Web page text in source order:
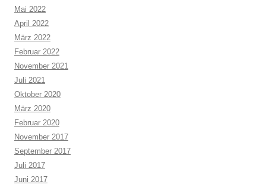
Mai 2022
April 2022
März 2022
Februar 2022
November 2021
Juli 2021
Oktober 2020
März 2020
Februar 2020
November 2017
September 2017
Juli 2017
Juni 2017